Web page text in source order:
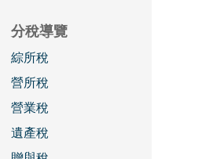
分稅導覽
綜所稅
營所稅
營業稅
遺產稅